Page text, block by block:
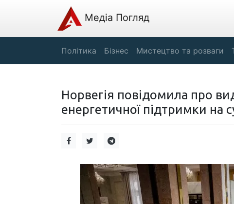
Медіа Погляд
Політика Бізнес Мистецтво та розваги
Норвегія повідомила про
енергетичної підтримки на